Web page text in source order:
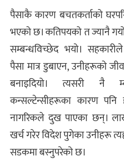
पैसाकै कारण बचतकर्ताको
भएको छ। कतिपयको त ज्यानै
सम्बन्धविच्छेद भयो।
पैसा मात्र डुबाएन, उनीहरूको
बनाइदियो। त्यसरी नै
कन्सल्टेन्सीहरूका कारण पनि
नागरिकले दुख पाएका छन्।
खर्च गरेर विदेश पुगेका उनीहरू
सडकमा बस्नुपरेको छ।